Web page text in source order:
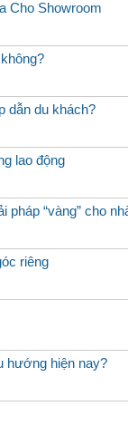
Cho Showroom
dẫn du khách?
lao động
“vàng” cho
riêng
hướng hiện nay?